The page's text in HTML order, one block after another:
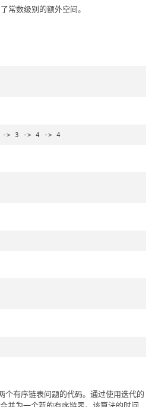
常数级别的额外空间。
-> 3 -> 4 -> 4
个有序链表问题的代码。通过使用迭代的